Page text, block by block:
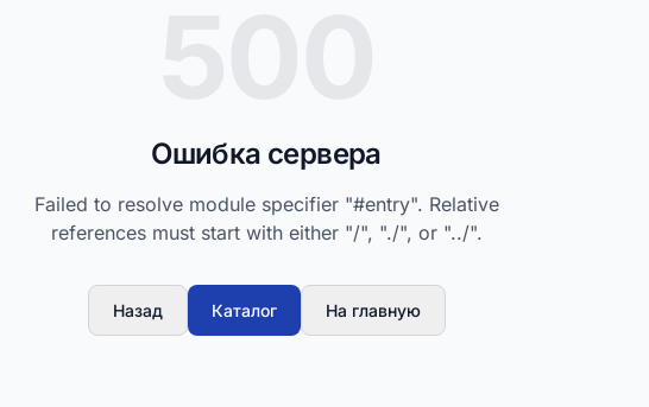
Ошибка сервера
Failed to resolve module specifier "#entry". Relative
references must start with either "/", "./", or "../".
Назад Каталог На главную